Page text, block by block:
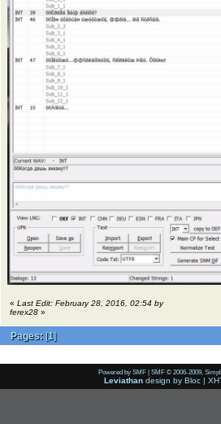
« Last Edit: February 28, 2016, 02:54 by
ferex28 »
Pages: [1]
Powered by SMF | SMF © 2006-2009,
Leviathan design by Bloc |